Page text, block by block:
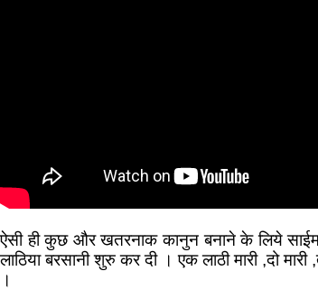
ऐसी ही कुछ और खतरनाक कानुन बनाने के लिये
लाठिया बरसानी शुरु कर दी । एक लाठी मारी ,दो
।